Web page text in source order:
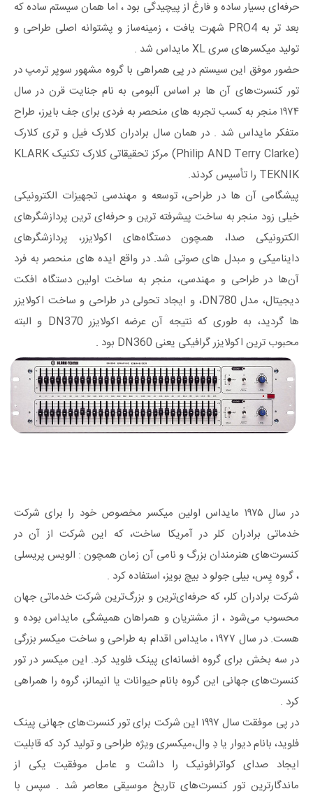
حرفه‌ای بسیار ساده و فارغ از پیچیدگی بود ، اما همان سیستم ساده که
بعد تر به PRO4 شهرت یافت ، زمینه‌ساز و پشتوانه اصلی طراحی و
تولید میکسرهای سری XL مایداس شد .
حضور موفق این سیستم در پی همراهی با گروه مشهور سوپر ترمپ در
تور کنسرت‌های آن ‌ها بر اساس آلبومی به نام جنایت قرن در سال
۱۹۷۴ منجر به کسب تجربه ‌های منحصر به ‌فردی برای جف بایرز، طراح
متفکر مایداس شد . در همان سال برادران کلارک فیل و تری کلارک
(Philip AND Terry Clarke) مرکز تحقیقاتی کلارک تکنیک KLARK
TEKNIK را تأسیس کردند.
پیشگامی آن‌ ها در طراحی، توسعه و مهندسی تجهیزات الکترونیکی
خیلی زود منجر به ساخت پیشرفته‌ ترین و حرفه‌ای‌ ترین پردازشگرهای
الکترونیکی صدا، همچون دستگاه‌های اکولایزر، پردازشگرهای
داینامیکی و مبدل‌ های صوتی شد. در واقع ایده ‌های منحصر به‌ فرد
آن‌ها در طراحی و مهندسی، منجر به ساخت اولین دستگاه افکت
دیجیتال، مدل DN780، و ایجاد تحولی در طراحی و ساخت اکولایزر
ها گردید، به‌ طوری‌ که نتیجه آن عرضه اکولایزر DN370 و البته
محبوب‌ ترین اکولایزر گرافیکی یعنی DN360 بود .
در سال ۱۹۷۵ مایداس اولین میکسر مخصوص خود را برای شرکت
خدماتی برادران کلر در آمریکا ساخت، که این شرکت از آن در
کنسرت‌های هنرمندان بزرگ و نامی آن زمان همچون : الویس پریسلی
، گروه یِس، بیلی جولو د بیچ بویز، استفاده کرد .
شرکت برادران کلر، که حرفه‌ای‌ترین و بزرگ‌ترین شرکت خدماتی جهان
محسوب می‌شود ، از مشتریان و همراهان همیشگی مایداس بوده و
هست. در سال ۱۹۷۷ ، مایداس اقدام به طراحی و ساخت میکسر بزرگی
در سه بخش برای گروه افسانه‌ای پینک فلوید کرد. این میکسر در تور
کنسرت‌های جهانی این گروه بانام حیوانات یا انیمالز، گروه را همراهی
کرد .
در پی موفقت سال ۱۹۹۷ این شرکت برای تور کنسرت‌های جهانی پینک
فلوید، بانام دیوار یا دِ وال،میکسری ویژه طراحی و تولید کرد که قابلیت
ایجاد صدای کواترافونیک را داشت و عامل موفقیت یکی از
ماندگارترین تور کنسرت‌های تاریخ موسیقی معاصر شد . سپس با